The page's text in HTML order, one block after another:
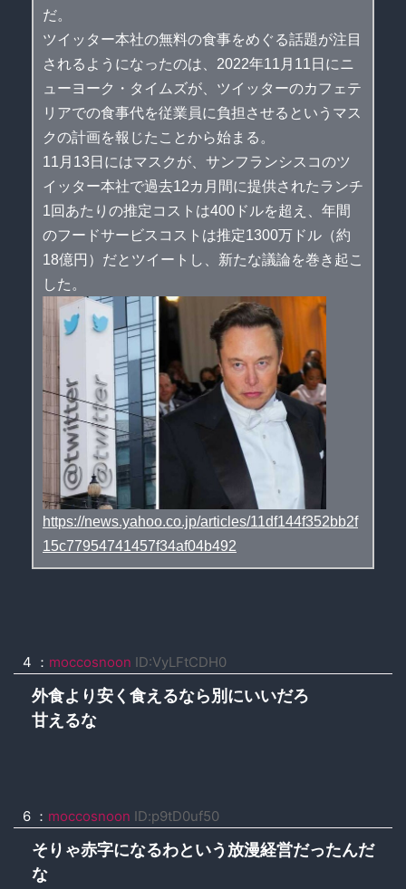
だ。
ツイッター本社の無料の食事をめぐる話題が注目
されるようになったのは、2022年11月11日にニ
ューヨーク・タイムズが、ツイッターのカフェテ
リアでの食事代を従業員に負担させるというマス
クの計画を報じたことから始まる。
11月13日にはマスクが、サンフランシスコのツ
イッター本社で過去12カ月間に提供されたランチ
1回あたりの推定コストは400ドルを超え、年間
のフードサービスコストは推定1300万ドル（約
18億円）だとツイートし、新たな議論を巻き起こ
した。
https://news.yahoo.co.jp/articles/11df144f352bb2f
15c77954741457f34af04b492
4 ： moccosnoon ID:VyLFtCDH0
外食より安く食えるなら別にいいだろ
甘えるな
6 ： moccosnoon ID:p9tD0uf50
そりゃ赤字になるわという放漫経営だったんだ
な